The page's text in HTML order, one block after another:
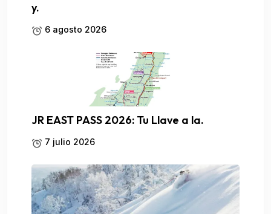
y.
6 agosto 2026
JR EAST PASS 2026: Tu Llave a la.
7 julio 2026